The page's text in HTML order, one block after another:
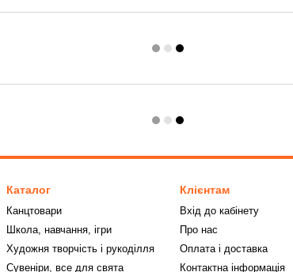
Каталог
Канцтовари
Школа, навчання, ігри
Художня творчість і рукоділля
Сувеніри, все для свята
Клієнтам
Вхід до кабінету
Про нас
Оплата і доставка
Контактна інформація